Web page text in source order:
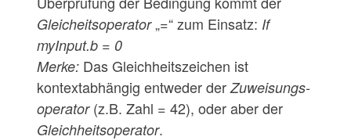
Gleicheitsoperator„=“ zum Einsatz: If
myInput.b = 0
Merke: Das Gleichheitszeichen ist
kontextabhängig entweder derZuweisungs-
operator(z.B. Zahl = 42), oder aber der
Gleichheitsoperator.